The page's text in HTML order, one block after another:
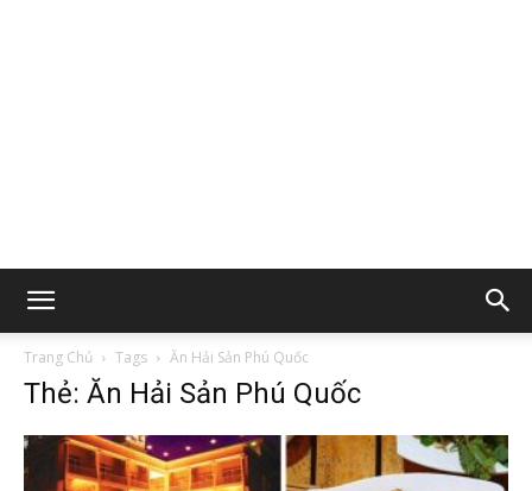
Trang Chủ Tags Ăn Hải Sản Phú Quốc
Thẻ: Ăn Hải Sản Phú Quốc